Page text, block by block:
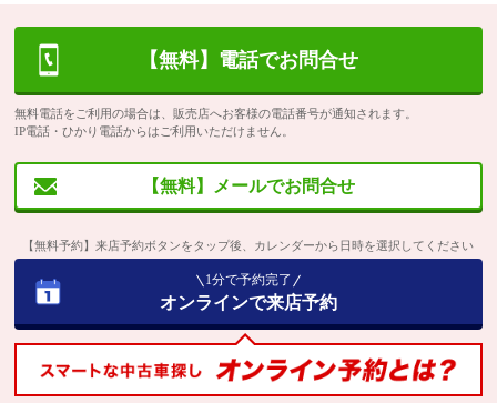
【無料】電話でお問合せ
無料電話をご利用の場合は、販売店へお客様の電話番号が通知されます。
IP電話・ひかり電話からはご利用いただけません。
【無料】メールでお問合せ
【無料予約】来店予約ボタンをタップ後、カレンダーから日時を選択してください
1分で予約完了
オンラインで来店予約